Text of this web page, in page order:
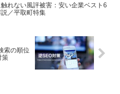
れない風評被害：安い企業ベスト6
説／平取町特集
索の順位
策